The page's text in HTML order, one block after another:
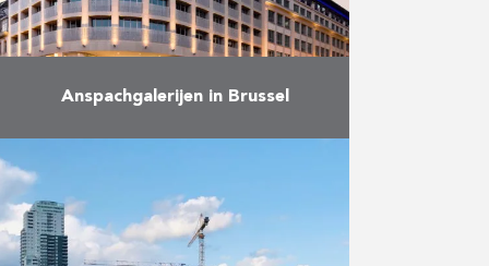
Anspachgalerijen in Brussel
verdeeld over 8 verdiepingen
beschikt over een speelzaal (400
gokmachines en 35 speeltafels),